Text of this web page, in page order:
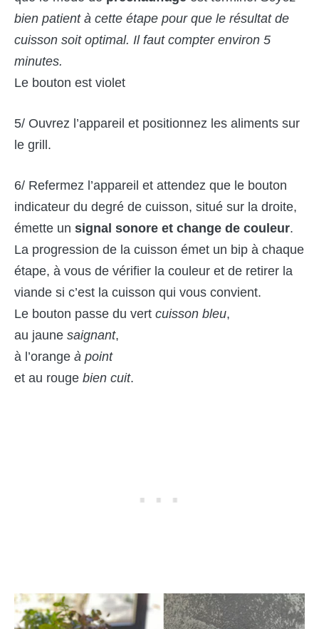
bien patient à cette étape pour que le résultat de
cuisson soit optimal. Il faut compter environ 5
minutes.
Le bouton est violet
5/ Ouvrez l’appareil et positionnez les aliments sur
le grill.
6/ Refermez l’appareil et attendez que le bouton
indicateur du degré de cuisson, situé sur la droite,
émette un signal sonore et change de couleur.
La progression de la cuisson émet un bip à chaque
étape, à vous de vérifier la couleur et de retirer la
viande si c’est la cuisson qui vous convient.
Le bouton passe du vert cuisson bleu,
au jaune saignant,
à l’orange à point
et au rouge bien cuit.